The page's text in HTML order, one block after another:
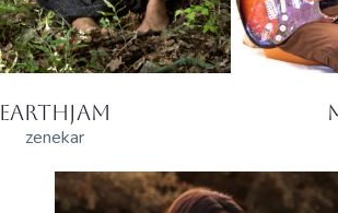
EARTHJAM
zenekar